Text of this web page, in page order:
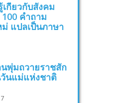
กี่ยวกับสังคม
คำถาม
แปลเป็นภาษา
พุ่มถวายราชสัก
วันแม่แห่งชาติ